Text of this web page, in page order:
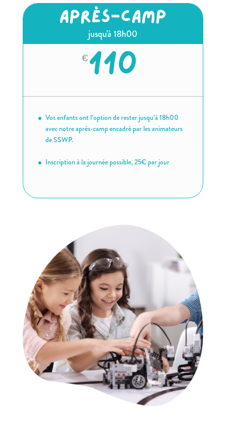
APRÈS-CAMP
jusqu'à 18h00
€110
Vos enfants ont l’option de rester jusqu’à 18h00
avec notre après-camp encadré par les animateurs
de SSWP.
Inscription à la journée possible, 25€ par jour